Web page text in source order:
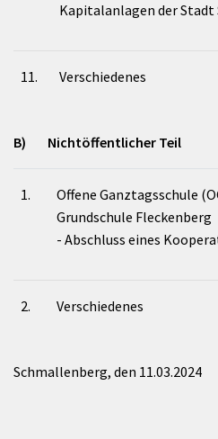
Kapitalanlagen der
11. Verschiedenes
B) Nichtöffentlicher Teil
1.
Offene Ganztagsschule
Grundschule Fleckenberg
- Abschluss eines
2. Verschiedenes
Schmallenberg, den 11.03.2024